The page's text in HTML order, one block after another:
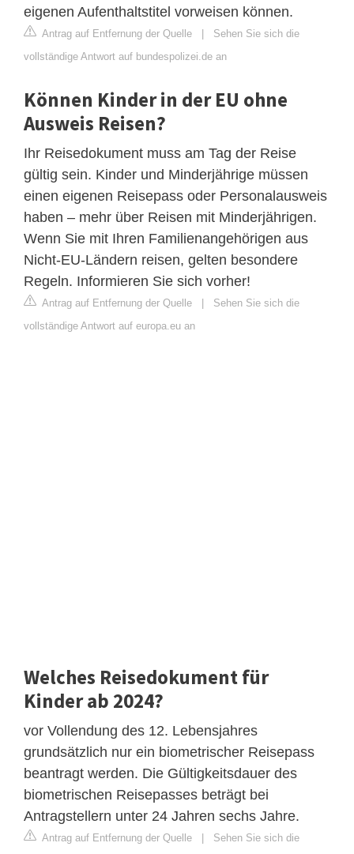
eigenen Aufenthaltstitel vorweisen können.
Antrag auf Entfernung der Quelle
Sehen Sie sich die
vollständige Antwort auf bundespolizei.de an
Können Kinder in der EU ohne
Ausweis Reisen?
Ihr Reisedokument muss am Tag der Reise
gültig sein. Kinder und Minderjährige müssen
einen eigenen Reisepass oder Personalausweis
haben – mehr über Reisen mit Minderjährigen.
Wenn Sie mit Ihren Familienangehörigen aus
Nicht-EU-Ländern reisen, gelten besondere
Regeln. Informieren Sie sich vorher!
Antrag auf Entfernung der Quelle
Sehen Sie sich die
vollständige Antwort auf europa.eu an
Welches Reisedokument für
Kinder ab 2024?
vor Vollendung des 12. Lebensjahres
grundsätzlich nur ein biometrischer Reisepass
beantragt werden. Die Gültigkeitsdauer des
biometrischen Reisepasses beträgt bei
Antragstellern unter 24 Jahren sechs Jahre.
Antrag auf Entfernung der Quelle
Sehen Sie sich die